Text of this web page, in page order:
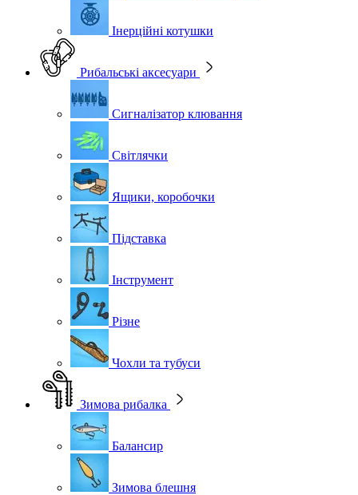
Інерційні котушки
Рибальські аксесуари
Сигналізатор клювання
Світлячки
Ящики, коробочки
Підставка
Інструмент
Різне
Чохли та тубуси
Зимова рибалка
Балансир
Зимова блешня